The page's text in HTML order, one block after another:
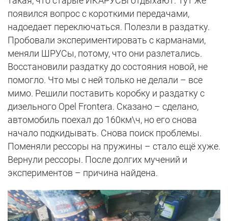
появился вопрос с короткими передачами,
надоедает переключаться. Полезли в раздатку.
Пробовали экспериментировать с карманами,
меняли ШРУСы, потому, что они разлетались.
Восстановили раздатку до состояния новой, не
помогло. Что мы с ней только не делали – все
мимо. Решили поставить коробку и раздатку с
дизельного Opel Frontera. Сказано – сделано,
автомобиль поехал до 160км\ч, но его снова
начало подкидывать. Снова поиск проблемы.
Поменяли рессоры на пружины – стало ещё хуже.
Вернули рессоры. После долгих мучений и
экспериментов – причина найдена.